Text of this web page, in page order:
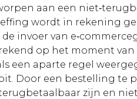
aan een
wordt in rekening
invoer van
op het moment
een aparte regel
Door een bestelling te
zijn en